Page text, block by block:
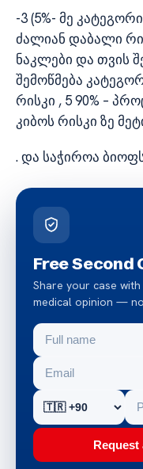
-3 (5%- მე
ძალიან დაბალი
ნაკლები და თვის
შემოწმება
რისკი , 5 90% –
კიბოს რისკი ზე
. და საჭიროა
Free Second
Share your case
medical opinion —
Request